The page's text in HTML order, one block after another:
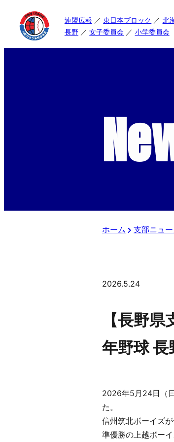
連盟広報 東日本ブロック 北
長野
女子委員会 小学委員会
ホーム 支部ニュー
2026.5.24
【長野
年野球
2026年5月24日（
た。
信州筑北ボーイズ
準優勝の上越ボー